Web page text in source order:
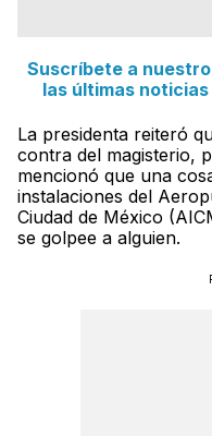
Suscríbete a
las últimas
La presidenta reiteró
contra del magisterio,
mencionó que una
instalaciones del
Ciudad de México
se golpee a alguien.